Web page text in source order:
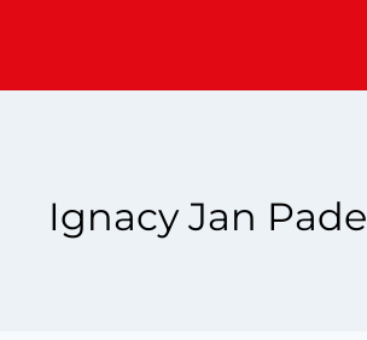
Ignacy Jan